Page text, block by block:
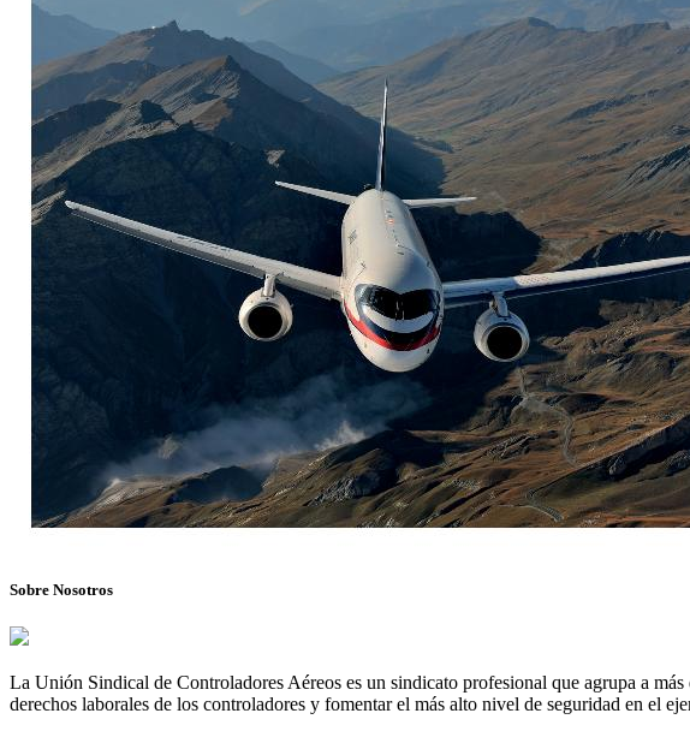
Sobre Nosotros
La Unión Sindical de Controladores Aéreos es un sindicato profesional que agrupa a
derechos laborales de los controladores y fomentar el más alto nivel de seguridad en el